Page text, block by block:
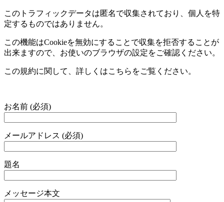
このトラフィックデータは匿名で収集されており、個人を特
定するものではありません。
この機能はCookieを無効にすることで収集を拒否することが
出来ますので、お使いのブラウザの設定をご確認ください。
この規約に関して、詳しくはこちらをご覧ください。
お名前 (必須)
メールアドレス (必須)
題名
メッセージ本文